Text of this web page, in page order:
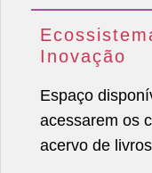
Inovação
Espaço
acessarem os
acervo de